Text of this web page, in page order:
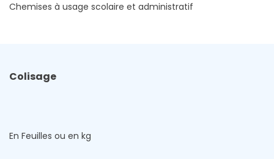
Chemises à usage scolaire et administratif
Colisage
En Feuilles ou en kg